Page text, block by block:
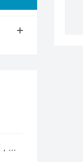
管式自动监测仪：自动监测剖面，精准采集数据